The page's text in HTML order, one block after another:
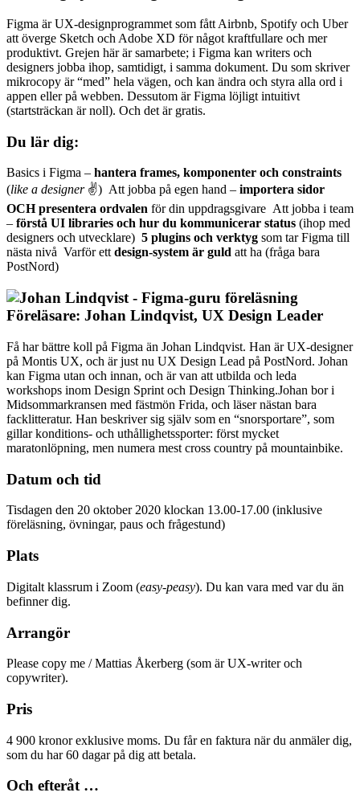
Figma är UX-designprogrammet som fått Airbnb, Spotify och Uber
att överge Sketch och Adobe XD för något kraftfullare och mer
produktivt. Grejen här är samarbete; i Figma kan writers och
designers jobba ihop, samtidigt, i samma dokument. Du som skriver
mikrocopy är “med” hela vägen, och kan ändra och styra alla ord i
appen eller på webben. Dessutom är Figma löjligt intuitivt
(startsträckan är noll). Och det är gratis.
Du lär dig:
Basics i Figma – hantera frames, komponenter och constraints
(like a designer ✌️) Att jobba på egen hand – importera sidor
OCH presentera ordvalen för din uppdragsgivare Att jobba i team
– förstå UI libraries och hur du kommunicerar status (ihop med
designers och utvecklare) 5 plugins och verktyg som tar Figma till
nästa nivå Varför ettdesign-system är guld att ha (fråga bara
PostNord)
Föreläsare: Johan Lindqvist, UX Design Leader
Få har bättre koll på Figma än Johan Lindqvist. Han är UX-designer
på Montis UX, och är just nu UX Design Lead på PostNord. Johan
kan Figma utan och innan, och är van att utbilda och leda
workshops inom Design Sprint och Design Thinking.Johan bor i
Midsommarkransen med fästmön Frida, och läser nästan bara
facklitteratur. Han beskriver sig själv som en “snorsportare”, som
gillar konditions- och uthållighetssporter: först mycket
maratonlöpning, men numera mest cross country på mountainbike.
Datum och tid
Tisdagen den 20 oktober 2020 klockan 13.00-17.00 (inklusive
föreläsning, övningar, paus och frågestund)
Plats
Digitalt klassrum i Zoom (easy-peasy). Du kan vara med var du än
befinner dig.
Arrangör
Please copy me / Mattias Åkerberg (som är UX-writer och
copywriter).
Pris
4 900 kronor exklusive moms. Du får en faktura när du anmäler dig,
som du har 60 dagar på dig att betala.
Och efteråt …